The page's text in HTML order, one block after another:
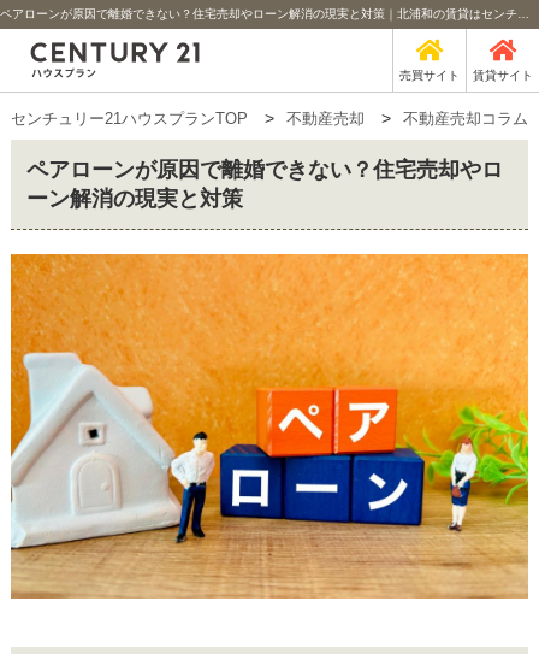
売買サイト 賃貸サイト
センチュリー21ハウスプランTOP 不動産売却 不動産売却コラム
ペアローンが原因で離婚できない？住宅売却やロ
ーン解消の現実と対策